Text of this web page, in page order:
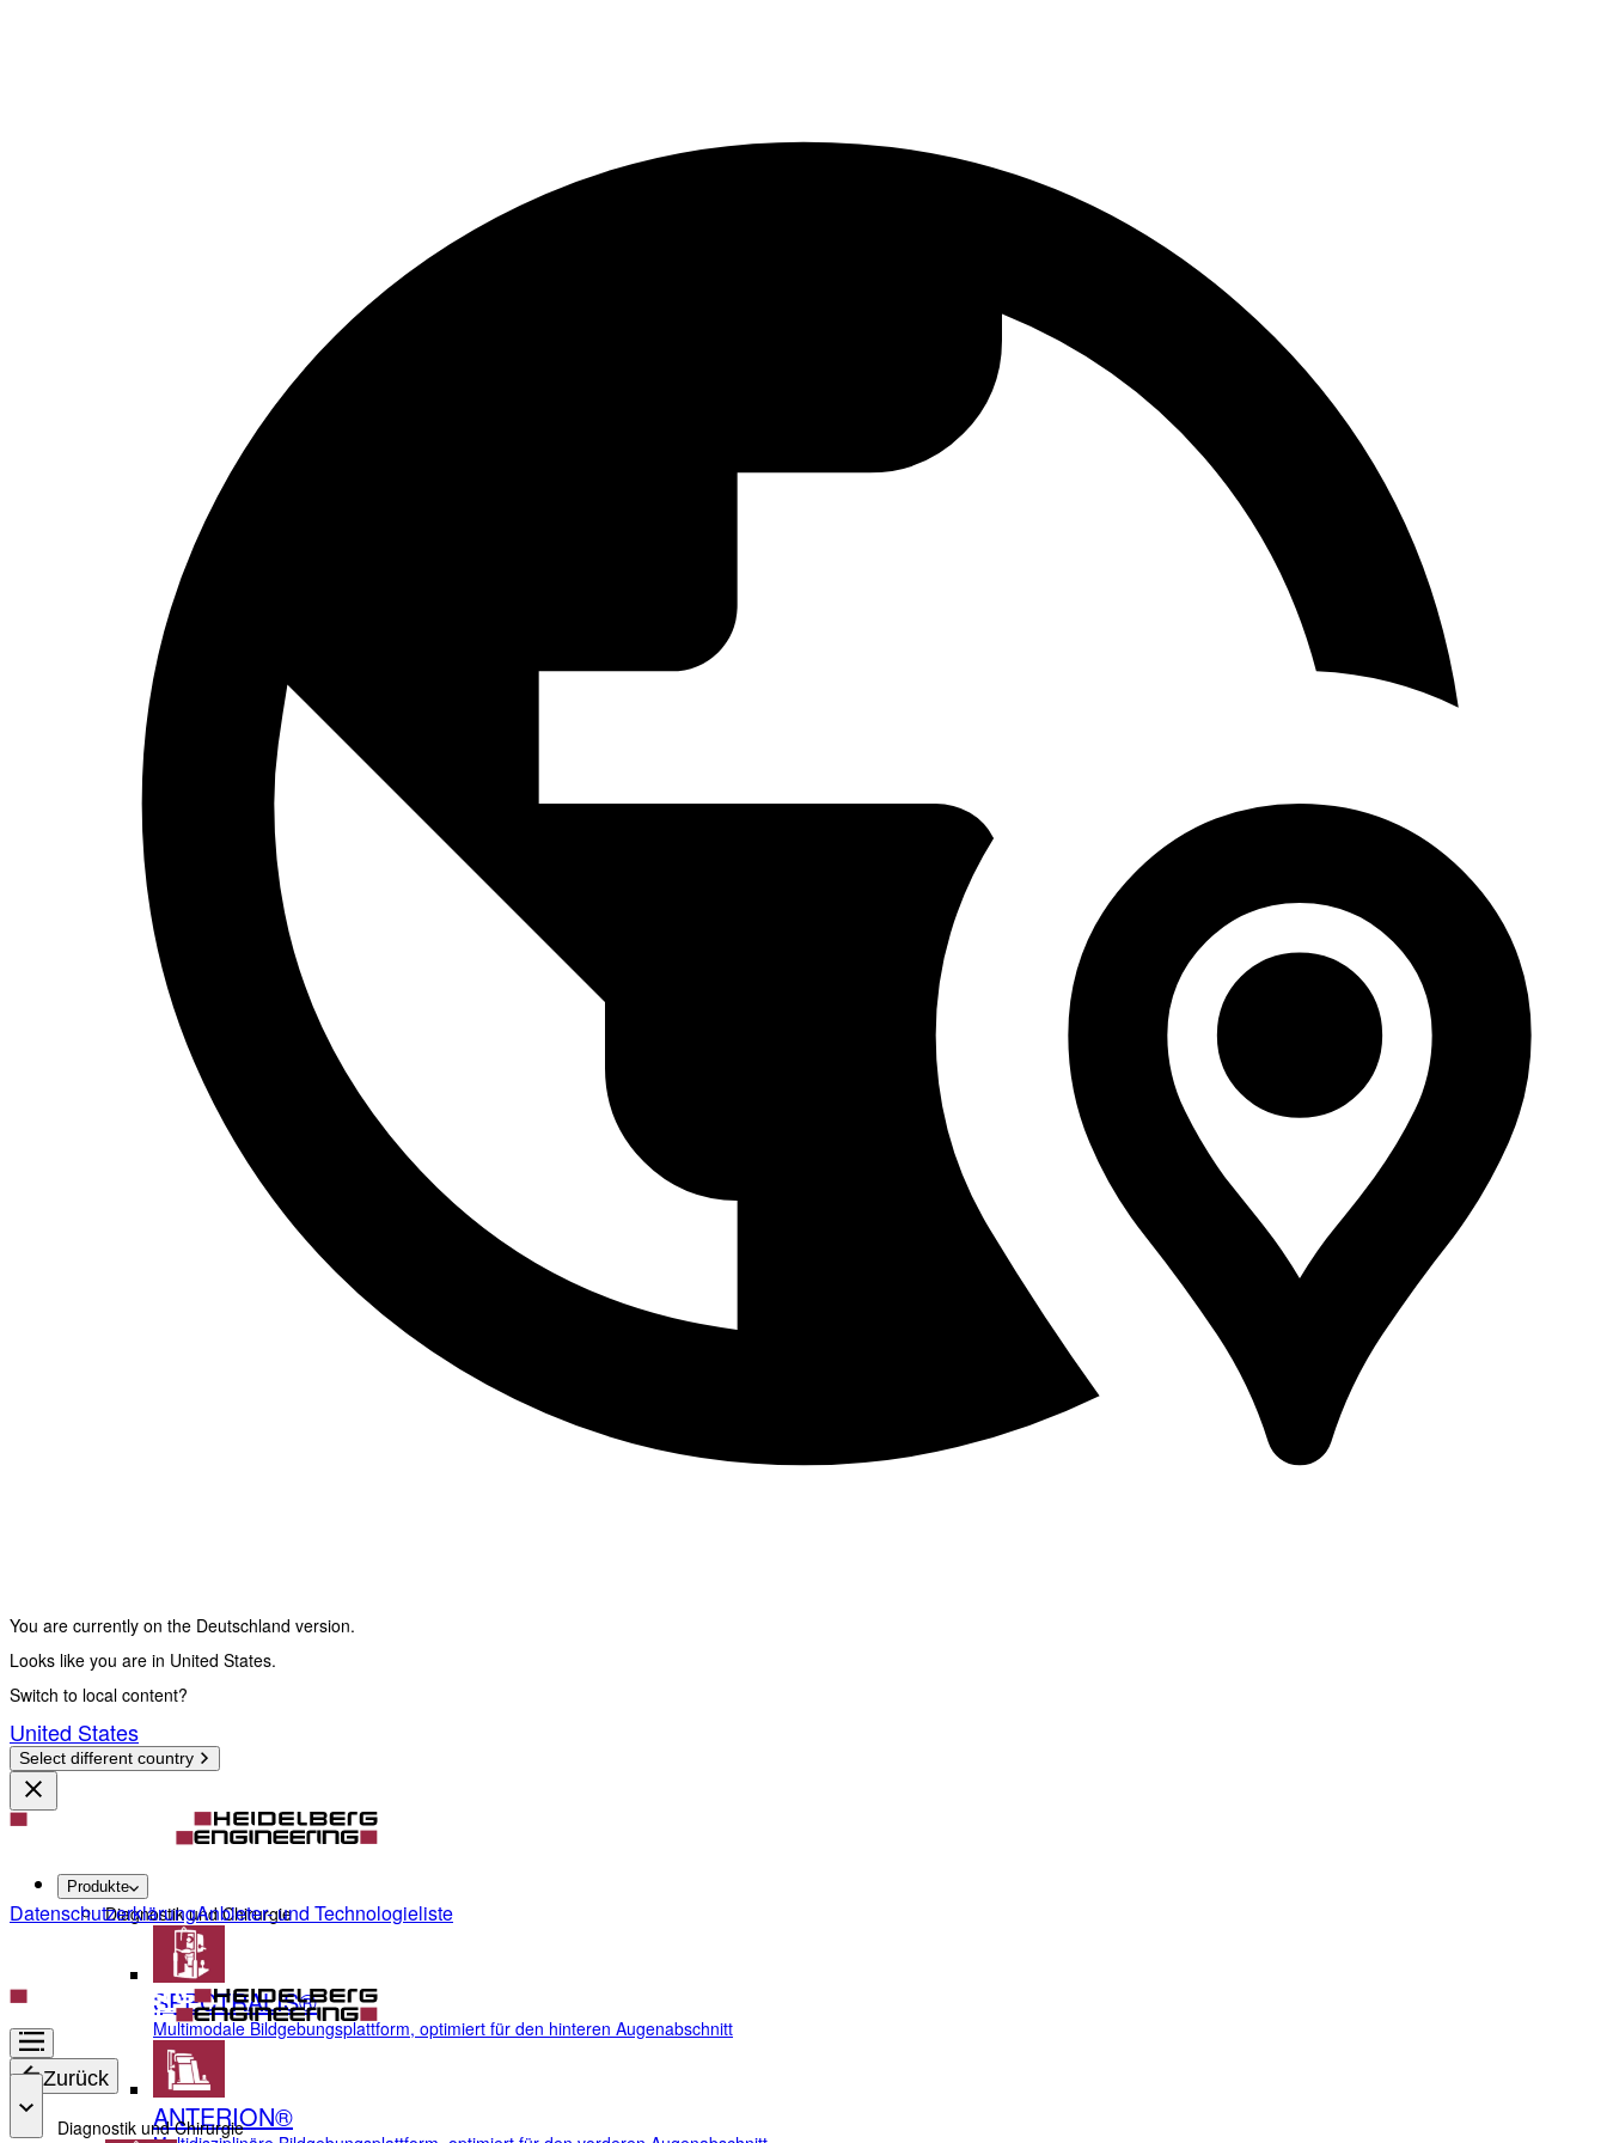
You are currently on the Deutschland version.
Looks like you are in United States.
Switch to local content?
United States
Select different country
Produkte
Diagnostik und Chirurgie
SPECTRALIS®
Multimodale Bildgebungsplattform, optimiert für den hinteren Augenabschnitt
ANTERION®
DatenschutzerklärungAnbieter- und Technologieliste
Zurück
Diagnostik und Chirurgie